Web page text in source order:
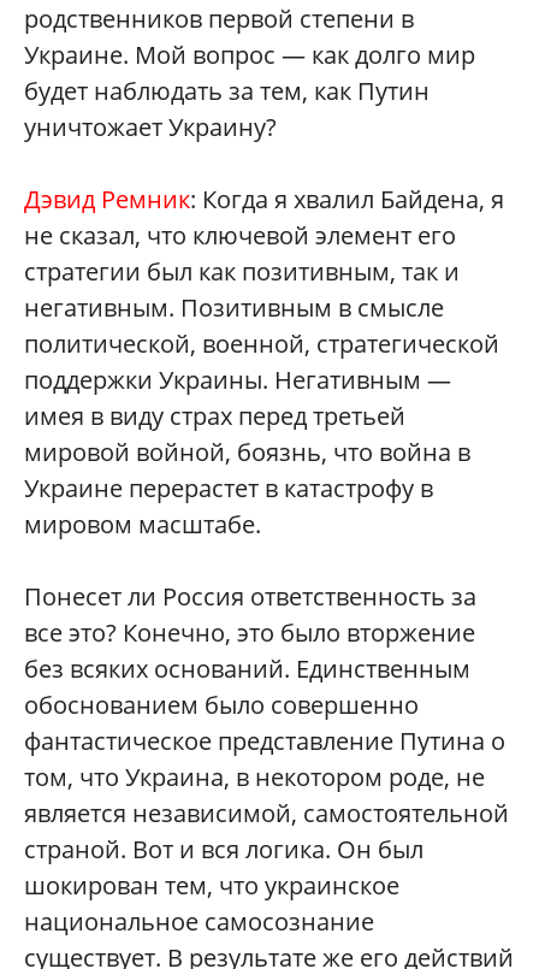
родственников первой степени в
Украине. Мой вопрос — как долго мир
будет наблюдать за тем, как Путин
уничтожает Украину?
Дэвид Ремник: Когда я хвалил Байдена, я
не сказал, что ключевой элемент его
стратегии был как позитивным, так и
негативным. Позитивным в смысле
политической, военной, стратегической
поддержки Украины. Негативным —
имея в виду страх перед третьей
мировой войной, боязнь, что война в
Украине перерастет в катастрофу в
мировом масштабе.
Понесет ли Россия ответственность за
все это? Конечно, это было вторжение
без всяких оснований. Единственным
обоснованием было совершенно
фантастическое представление Путина о
том, что Украина, в некотором роде, не
является независимой, самостоятельной
страной. Вот и вся логика. Он был
шокирован тем, что украинское
национальное самосознание
существует. В результате же его действий